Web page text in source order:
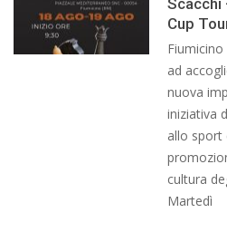
Cup
ad
nuova
iniziativa
allo sport
cultura
Martedì